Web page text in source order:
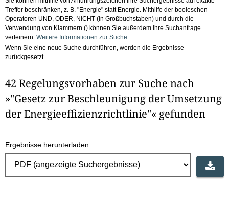
Treffer beschränken, z. B. "Energie" statt Energie. Mithilfe der booleschen
Operatoren UND, ODER, NICHT (in Großbuchstaben) und durch die
Verwendung von Klammern () können Sie außerdem Ihre Suchanfrage
verfeinern. Weitere Informationen zur Suche
Wenn Sie eine neue Suche durchführen, werden die Ergebnisse
zurückgesetzt.
42 Regelungsvorhaben zur Suche nach
»"Gesetz zur Beschleunigung der Umsetzung
der Energieeffizienzrichtlinie"« gefunden
Ergebnisse herunterladen